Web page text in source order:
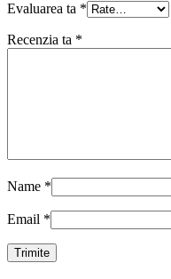
Evaluarea ta *
Recenzia ta *
Name *
Email *